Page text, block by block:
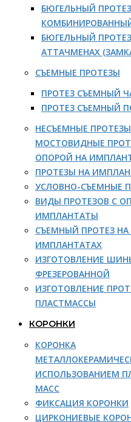
БЮГЕЛЬНЫЙ ПРОТЕЗ
БЮГЕЛЬНЫЙ
АТТАЧМЕНАХ
СЪЕМНЫЕ ПРОТЕЗЫ
ПРОТЕЗ СЪЕМНЫЙ
ПРОТЕЗ СЪЕМНЫЙ
НЕСЪЕМНЫЕ
МОСТОВИДНЫЕ
ОПОРОЙ НА
ПРОТЕЗЫ НА
УСЛОВНО-СЪЕМНЫЕ
ВИДЫ ПРОТЕЗОВ С
ИМПЛАНТАТЫ
СЪЕМНЫЙ ПРОТЕЗ
ИМПЛАНТАТАХ
ИЗГОТОВЛЕНИЕ
ФРЕЗЕРОВАННОЙ
ИЗГОТОВЛЕНИЕ
ПЛАСТМАССЫ
КОРОНКИ
КОРОНКА
ИСПОЛЬЗОВАНИЕМ
МАСС
ФИКСАЦИЯ КОРОНКИ
ЦИРКОНИЕВЫЕ